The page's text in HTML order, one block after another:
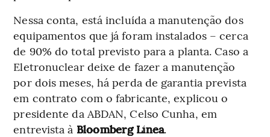
Nessa conta, está incluída a manutenção dos
equipamentos que já foram instalados – cerca
de 90% do total previsto para a planta. Caso a
Eletronuclear deixe de fazer a manutenção
por dois meses, há perda de garantia prevista
em contrato com o fabricante, explicou o
presidente da ABDAN, Celso Cunha, em
entrevista à Bloomberg Línea.